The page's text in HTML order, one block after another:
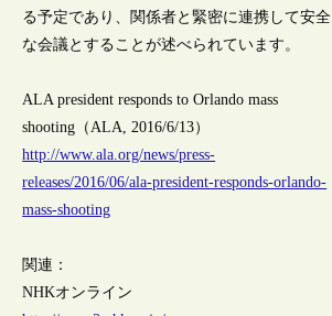
る予定であり、関係者と緊密に連携して安全
な会議とすることが述べられています。
ALA president responds to Orlando mass
shooting（ALA, 2016/6/13）
http://www.ala.org/news/press-
releases/2016/06/ala-president-responds-orlando-
mass-shooting
関連：
NHKオンライン